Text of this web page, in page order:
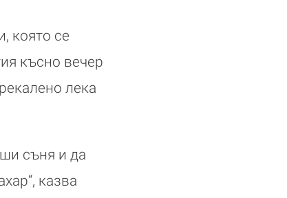
която се
късно вечер
лека
съня и да
казва